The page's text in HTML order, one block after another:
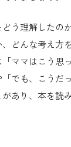
う理解したの
どんな考え方
ママはこう思
でも、こうだ
あり、本を読